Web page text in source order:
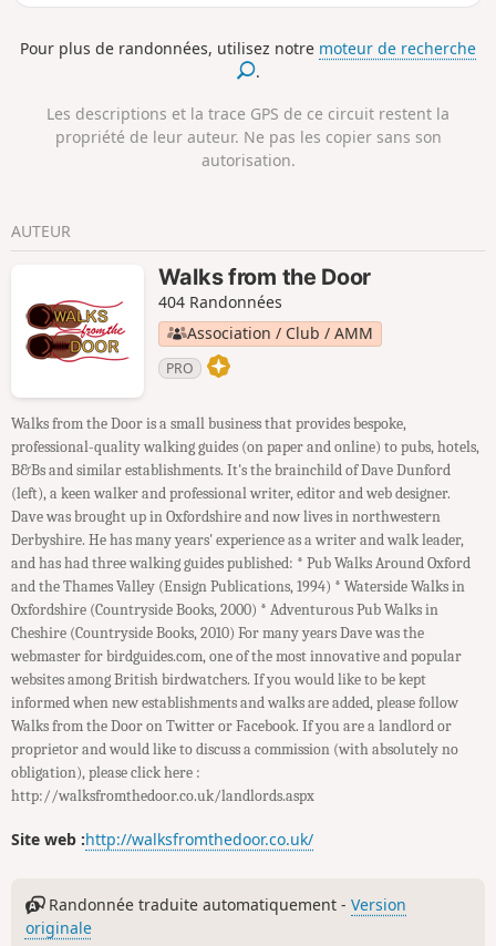
Pour plus de randonnées, utilisez notre moteur de recherche
.
Les descriptions et la trace GPS de ce circuit restent la
propriété de leur auteur. Ne pas les copier sans son
autorisation.
AUTEUR
Walks from the Door
404 Randonnées
Association / Club / AMM
PRO
Walks from the Door is a small business that provides bespoke,
professional-quality walking guides (on paper and online) to pubs, hotels,
B&Bs and similar establishments. It's the brainchild of Dave Dunford
(left), a keen walker and professional writer, editor and web designer.
Dave was brought up in Oxfordshire and now lives in northwestern
Derbyshire. He has many years' experience as a writer and walk leader,
and has had three walking guides published: * Pub Walks Around Oxford
and the Thames Valley (Ensign Publications, 1994) * Waterside Walks in
Oxfordshire (Countryside Books, 2000) * Adventurous Pub Walks in
Cheshire (Countryside Books, 2010) For many years Dave was the
webmaster for birdguides.com, one of the most innovative and popular
websites among British birdwatchers. If you would like to be kept
informed when new establishments and walks are added, please follow
Walks from the Door on Twitter or Facebook. If you are a landlord or
proprietor and would like to discuss a commission (with absolutely no
obligation), please click here :
http://walksfromthedoor.co.uk/landlords.aspx
Site web :http://walksfromthedoor.co.uk/
Randonnée traduite automatiquement -Version
originale